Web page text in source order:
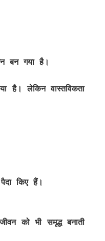
बन गया है।
है। लेकिन वास्तविकता
किए हैं।
को भी समृद्ध बनाती